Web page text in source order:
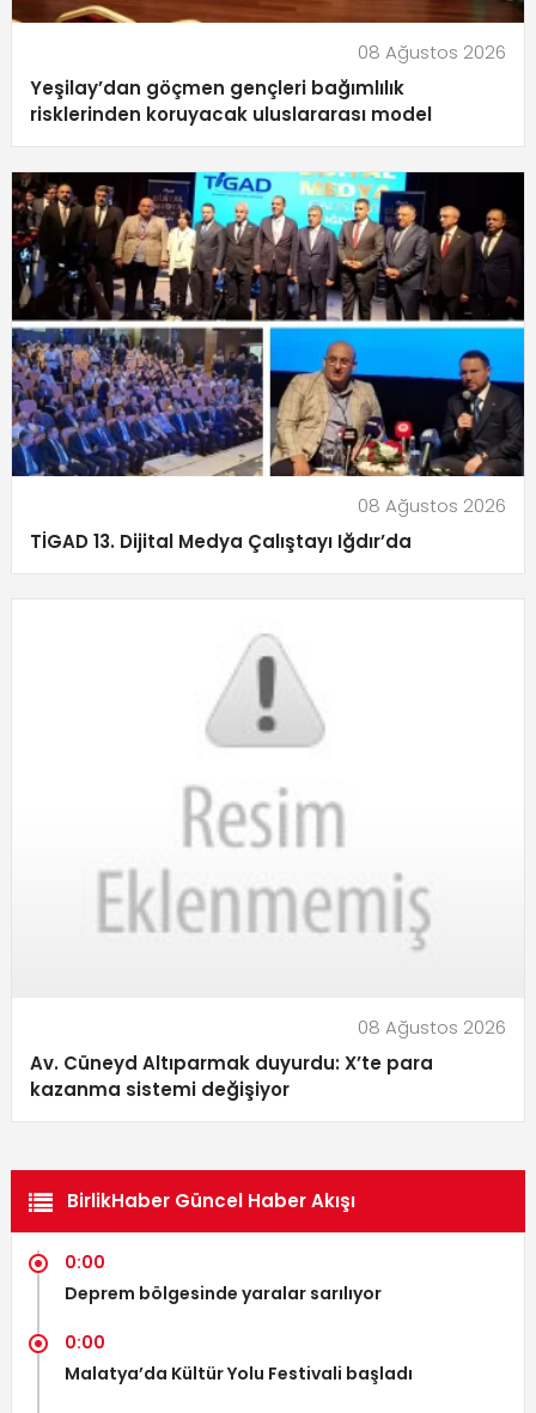
08 Ağustos 2026
Yeşilay’dan göçmen gençleri bağımlılık
risklerinden koruyacak uluslararası model
08 Ağustos 2026
TİGAD 13. Dijital Medya Çalıştayı Iğdır’da
08 Ağustos 2026
Av. Cüneyd Altıparmak duyurdu: X’te para
kazanma sistemi değişiyor
BirlikHaber Güncel Haber Akışı
0:00
Deprem bölgesinde yaralar sarılıyor
0:00
Malatya’da Kültür Yolu Festivali başladı